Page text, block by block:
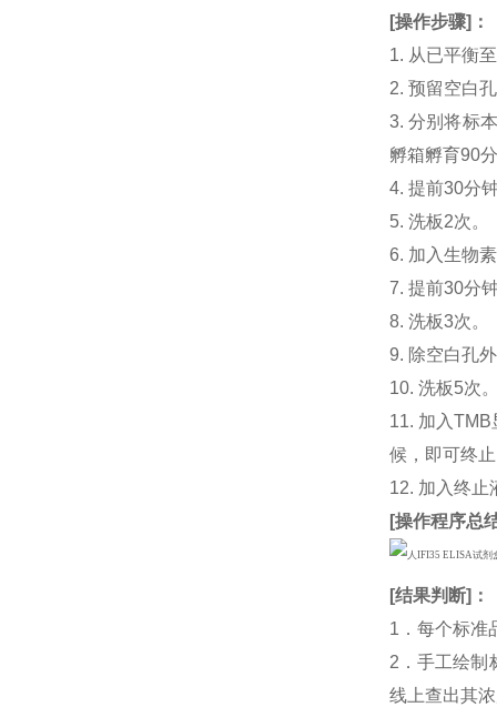
[操作步骤] ：
1. 从已平衡
2. 预留空白
3. 分别将标
孵箱孵育90
4. 提前30分
5. 洗板2次。
6. 加入生物
7. 提前30分
8. 洗板3次。
9. 除空白孔
10. 洗板5次
11. 加入
候，即可终
12. 加入终止
[操作程序总
[结果判断]：
1．每个标准
2．手工绘制
线上查出其